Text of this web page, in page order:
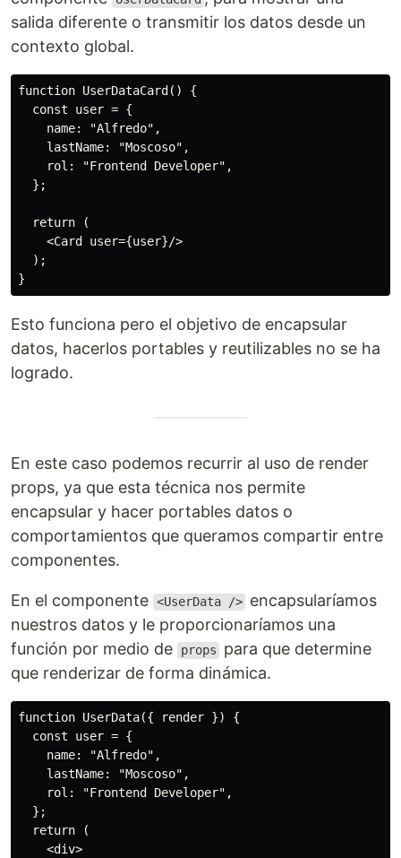
salida diferente o transmitir los datos desde un
contexto global.
function UserDataCard() {
  const user = {
    name: "Alfredo",
    lastName: "Moscoso",
    rol: "Frontend Developer",
  };
  return (
    <Card user={user}/>
  );
Esto funciona pero el objetivo de encapsular
datos, hacerlos portables y reutilizables no se ha
logrado.
En este caso podemos recurrir al uso de render
props, ya que esta técnica nos permite
encapsular y hacer portables datos o
comportamientos que queramos compartir entre
componentes.
En el componente <UserData /> encapsularíamos
nuestros datos y le proporcionaríamos una
función por medio de
props
para que determine
que renderizar de forma dinámica.
function UserData({ render }) {
  const user = {
    name: "Alfredo",
    lastName: "Moscoso",
    rol: "Frontend Developer",
  };
  return (
    <div>